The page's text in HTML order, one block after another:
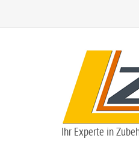
Ihr Experte in